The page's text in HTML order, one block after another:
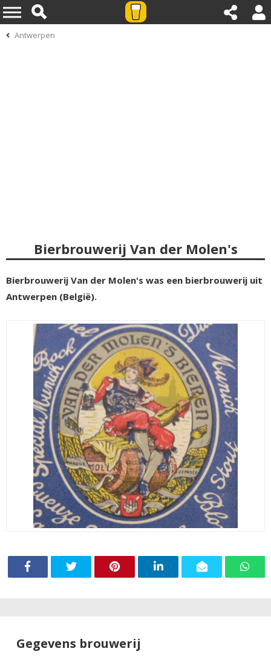
Antwerpen
Bierbrouwerij Van der Molen's
Bierbrouwerij Van der Molen's was een bierbrouwerij uit
Antwerpen (België).
Gegevens brouwerij